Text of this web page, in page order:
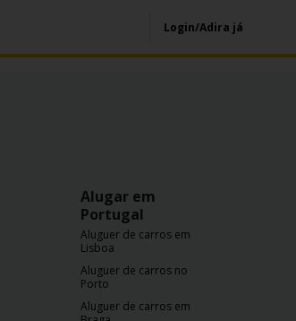
Login/Adira já
Alugar em
Portugal
Aluguer de carros em
Lisboa
Aluguer de carros no
Porto
Aluguer de carros em